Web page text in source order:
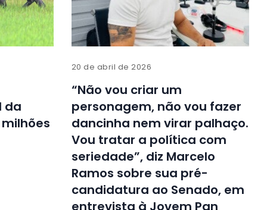
da
20 de abril de 2026
“Não vou criar um
personagem, não vou fazer
dancinha nem virar palhaço.
Vou tratar a política com
seriedade”, diz Marcelo
Ramos sobre sua pré-
candidatura ao Senado, em
entrevista à Jovem Pan